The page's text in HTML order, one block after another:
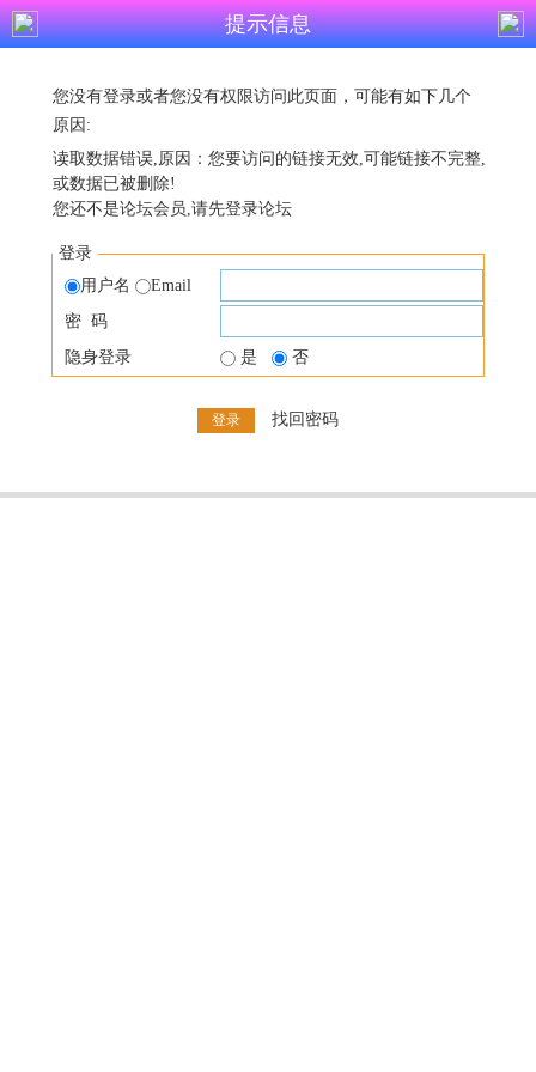
提示信息
您没有登录或者您没有权限访问此页面，可能有如下几个
原因:
读取数据错误,原因：您要访问的链接无效,可能链接不完整,
或数据已被删除!
您还不是论坛会员,请先登录论坛
登录
用户名
Email
密 码
隐身登录
是 否
找回密码